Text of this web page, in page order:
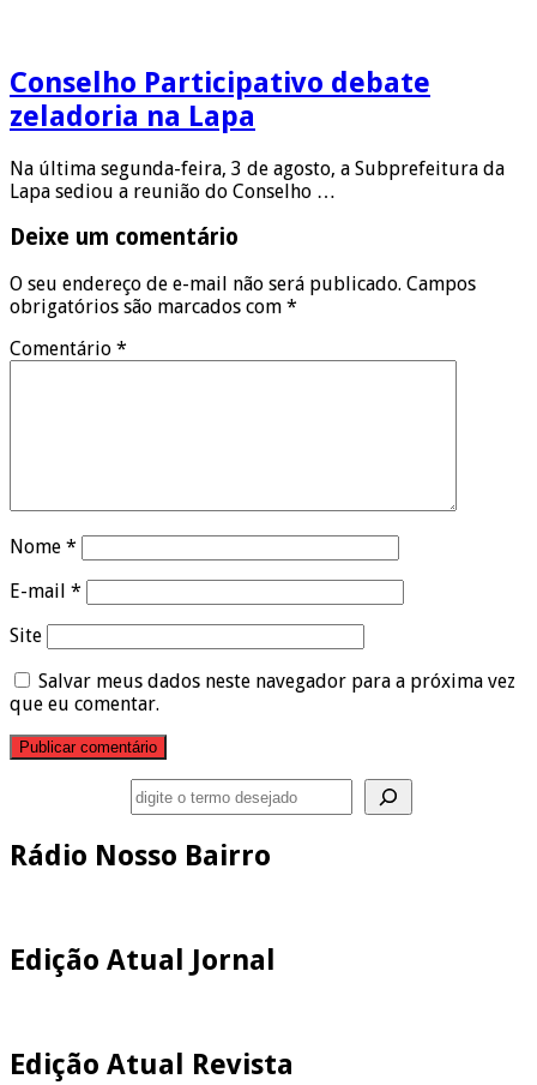
Conselho Participativo debate
zeladoria na Lapa
Na última segunda-feira, 3 de agosto, a Subprefeitura da
Lapa sediou a reunião do Conselho …
Deixe um comentário
O seu endereço de e-mail não será publicado. Campos
obrigatórios são marcados com *
Comentário *
Nome *
E-mail *
Site
Salvar meus dados neste navegador para a próxima vez
que eu comentar.
Rádio Nosso Bairro
Edição Atual Jornal
Edição Atual Revista